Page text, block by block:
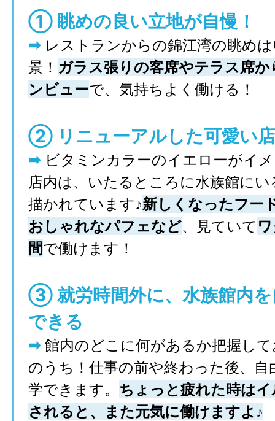
① 眺めの良い立地が自慢！
➡︎レストランからの錦江湾の眺め
景！ ガラス張りの客席やテラス席
ンビューで、気持ちよく働ける！
︎② リニューアルした可愛い
➡︎ビタミンカラーのイエローがイ
店内は、いたるところに水族館に
描かれています♪新しくなったフー
おしゃれなパフェなど、見ていて
間で働けます！
③ 就労時間外に、水族館内を
できる
➡︎館内のどこに何があるか把握し
のうち！仕事の前や終わった後、自
学できます。 ちょっと疲れた時は
されると、また元気に働けますよ♪